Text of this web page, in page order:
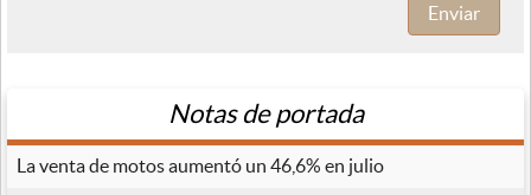
Enviar
Notas de portada
La venta de motos aumentó un 46,6% en julio